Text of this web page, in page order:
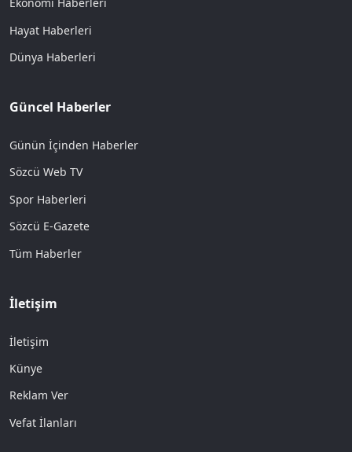
Hayat Haberleri
Dünya Haberleri
Güncel Haberler
Günün İçinden Haberler
Sözcü Web TV
Spor Haberleri
Sözcü E-Gazete
Tüm Haberler
İletişim
İletişim
Künye
Reklam Ver
Vefat İlanları